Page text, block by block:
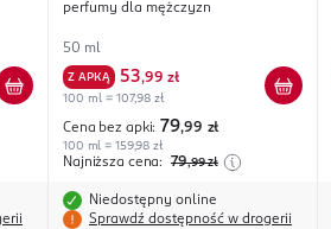
Mirage
perfumy dla mężczyzn
50 ml
Z APKĄ 53,99 zł
100 ml = 107,98 zł
Cena bez apki: 79,99 zł
100 ml = 159,98 zł
Najniższa cena: 79,99 zł
Niedostępny online
Sprawdź dostępność w drogerii